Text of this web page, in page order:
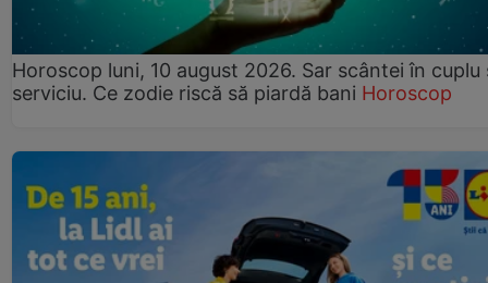
Horoscop luni, 10 august 2026. Sar scântei în cuplu
serviciu. Ce zodie riscă să piardă bani Horoscop